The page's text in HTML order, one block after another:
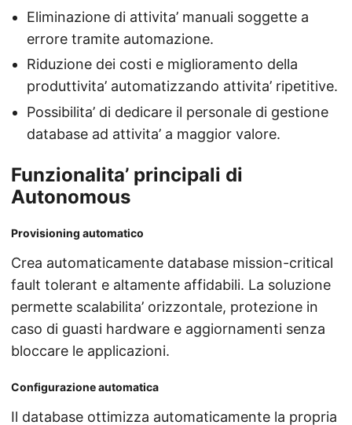
Eliminazione di attivita’ manuali soggette a
errore tramite automazione.
Riduzione dei costi e miglioramento della
produttivita’ automatizzando attivita’ ripetitive.
Possibilita’ di dedicare il personale di gestione
database ad attivita’ a maggior valore.
Funzionalita’ principali di
Autonomous
Provisioning automatico
Crea automaticamente database mission-critical
fault tolerant e altamente affidabili. La soluzione
permette scalabilita’ orizzontale, protezione in
caso di guasti hardware e aggiornamenti senza
bloccare le applicazioni.
Configurazione automatica
Il database ottimizza automaticamente la propria